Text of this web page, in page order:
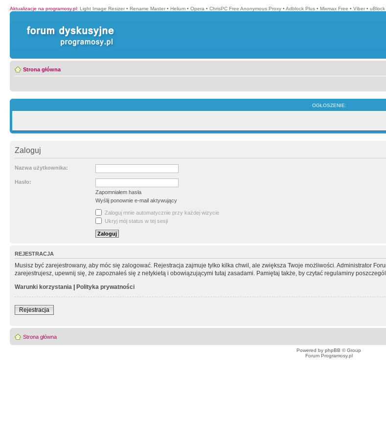
Aktualizacje na programosy.pl: Light Image Resizer • Rename Master • Helium • Opera • ChrisPC Free Anonymous Proxy • Adblock Plus • Mixmax Free • Viber • uBlock
Strona główna
OGŁOSZENIE:
Zaloguj
Nazwa użytkownika:
Hasło:
Zapomniałem hasła
Wyślij ponownie e-mail aktywujący
Zaloguj mnie automatycznie przy każdej wizycie
Ukryj mój status w tej sesji
REJESTRACJA
Musisz być zarejestrowany, aby móc się zalogować. Rejestracja zajmuje tylko kilka chwil, ale zwiększa Twoje możliwości. Administrator
zarejestrujesz, upewnij się, że zapoznałeś się z netykietą i obowiązującymi tutaj zasadami. Pamiętaj także, by czytać regulaminy
Warunki korzystania | Polityka prywatności
Rejestracja
Strona główna
Powered by phpBB © Group
Forum Programosy.pl